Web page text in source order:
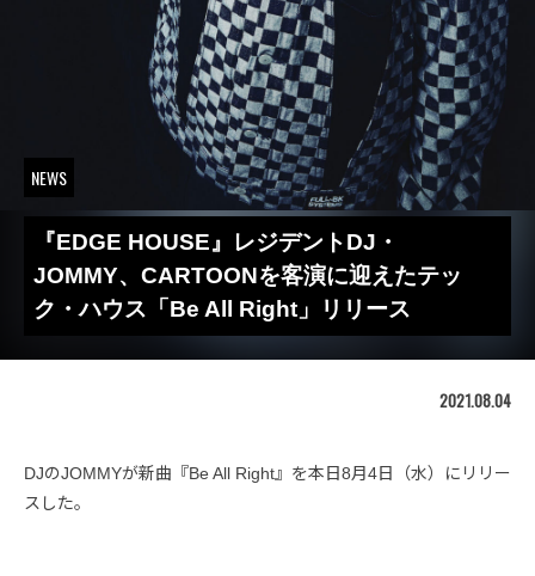
NEWS
『EDGE HOUSE』レジデントDJ・
JOMMY、CARTOONを客演に迎えたテッ
ク・ハウス「Be All Right」リリース
2021.08.04
DJのJOMMYが新曲『Be All Right』を本日8月4日（水）にリリー
スした。